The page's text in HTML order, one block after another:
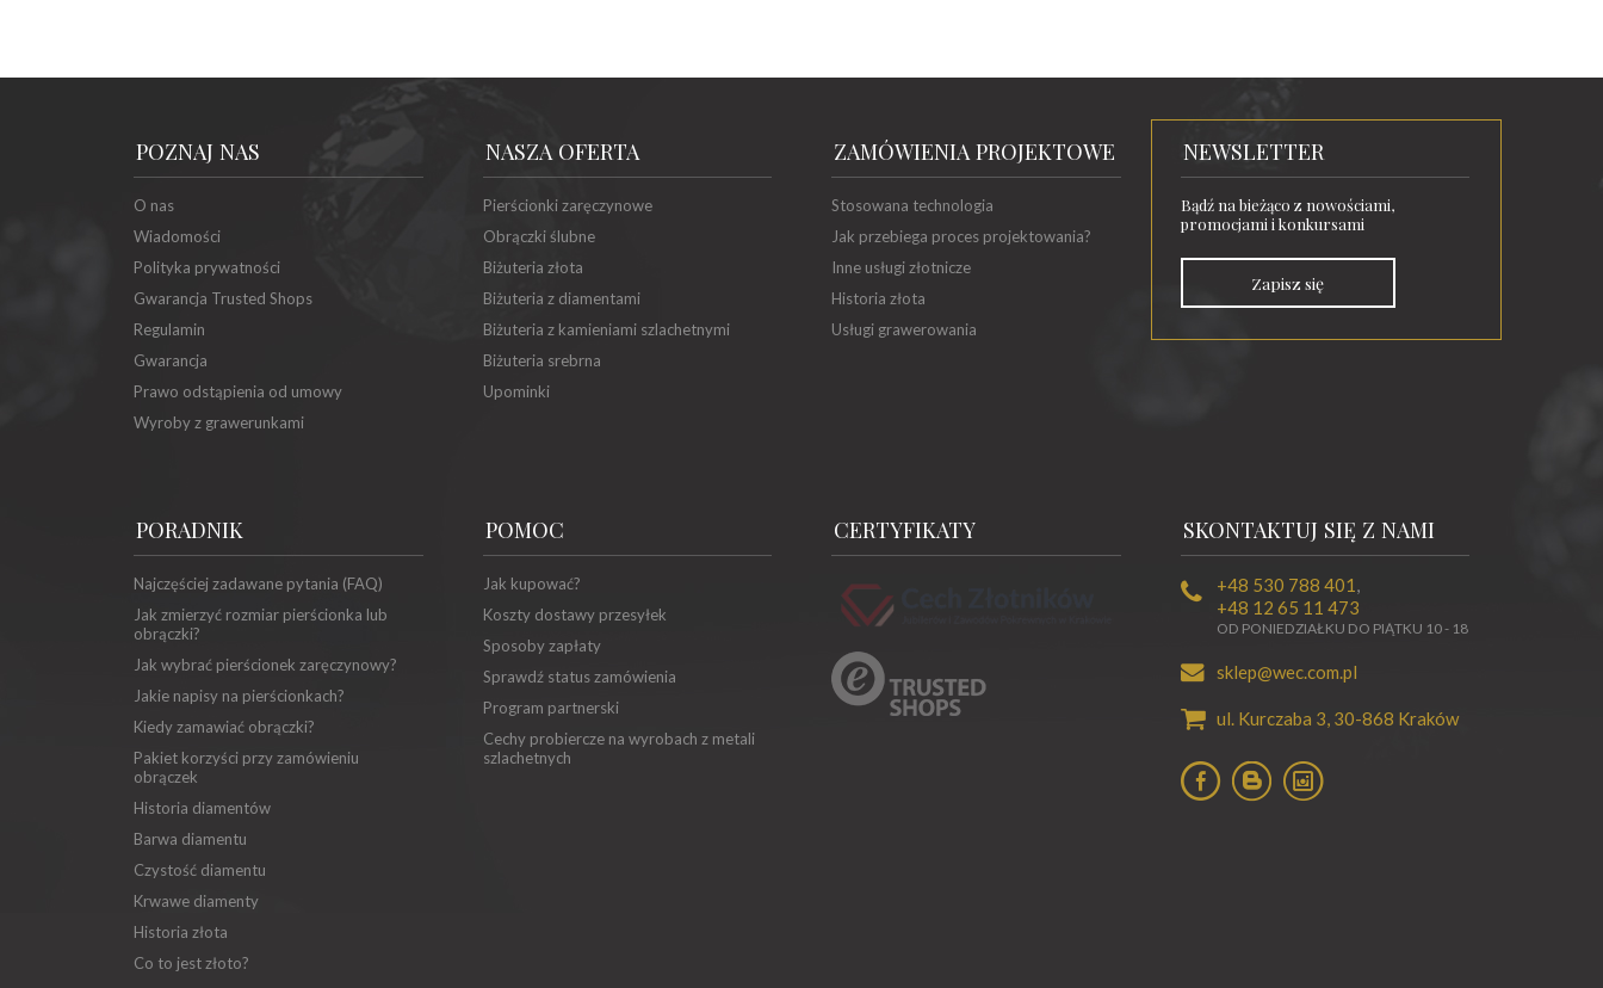
POZNAJ NAS
O nas
Wiadomości
Polityka prywatności
Gwarancja Trusted Shops
Regulamin
Gwarancja
Prawo odstąpienia od umowy
Wyroby z grawerunkami
NASZA OFERTA
Pierścionki zaręczynowe
Obrączki ślubne
Biżuteria złota
Biżuteria z diamentami
Biżuteria z kamieniami szlachetnymi
Biżuteria srebrna
Upominki
ZAMÓWIENIA PROJEKTOWE
Stosowana technologia
Jak przebiega proces projektowania?
Inne usługi złotnicze
Historia złota
Usługi grawerowania
NEWSLETTER
Bądź na bieżąco z nowościami,
promocjami i konkursami
Zapisz się
PORADNIK
Najczęściej zadawane pytania (FAQ)
Jak zmierzyć rozmiar pierścionka lub
obrączki?
Jak wybrać pierścionek zaręczynowy?
Jakie napisy na pierścionkach?
Kiedy zamawiać obrączki?
Pakiet korzyści przy zamówieniu
obrączek
Historia diamentów
Barwa diamentu
Czystość diamentu
Krwawe diamenty
Historia złota
Co to jest złoto?
POMOC
Jak kupować?
Koszty dostawy przesyłek
Sposoby zapłaty
Sprawdź status zamówienia
Program partnerski
Cechy probiercze na wyrobach z metali
szlachetnych
CERTYFIKATY SKONTAKTUJ SIĘ Z NAMI
+48 530 788 401
+48 12 65 11 473
OD PONIEDZIAŁKU DO PIĄTKU 10 - 18
sklep@wec.com.pl
ul. Kurczaba 3, 30-868 Kraków